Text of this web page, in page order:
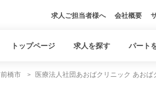
求人ご担当者様へ 会社概要
トップページ 求人を探す パート
前橋市 医療法人社団あおばクリニック あお